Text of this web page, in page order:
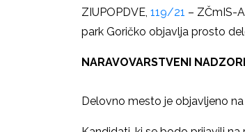
ZIUPOPDVE, 119/21 – ZČmIS-
park Goričko objavlja prosto
NARAVOVARSTVENI
Delovno mesto je objavljeno